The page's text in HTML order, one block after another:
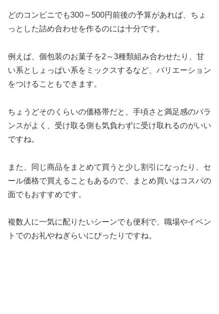
どのコンビニでも300～500円前後の予算があれば、ちょ
っとした詰め合わせを作るのには十分です。
例えば、個包装のお菓子を2～3種類組み合わせたり、甘
い系としょっぱい系をミックスするなど、バリエーション
をつけることもできます。
ちょうどそのくらいの価格帯だと、手頃さと満足感のバラ
ンスがよく、受け取る側も気負わずに受け取れるのがいい
ですね。
また、同じ商品をまとめて買うと少し割引になったり、セ
ール価格で買えることもあるので、まとめ買いはコスパの
面でもおすすめです。
複数人に一気に配りたいシーンでも便利で、職場やイベン
トでのお礼やねぎらいにぴったりですね。